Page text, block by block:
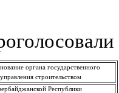
органа государственного
управления строительством
Республики